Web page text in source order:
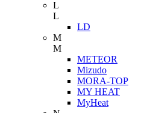
L
L
LD
M
M
METEOR
Mizudo
MORA-TOP
MY HEAT
MyHeat